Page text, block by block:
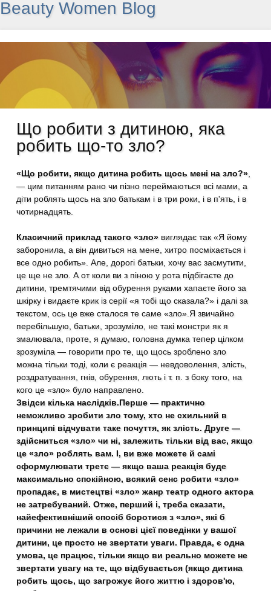
Beauty Women Blog
Що робити з дитиною, яка
робить що-то зло?
«Що робити, якщо дитина робить щось мені на зло?»
— цим питанням рано чи пізно переймаються всі мами, а
діти роблять щось на зло батькам і в три роки, і в п'ять, і в
чотирнадцять.
Класичний приклад такого «зло» виглядає так «Я йому
заборонила, а він дивиться на мене, хитро посміхається і
все одно робить». Але, дорогі батьки, хочу вас засмутити,
це ще не зло. А от коли ви з піною у рота підбігаєте до
дитини, тремтячими від обурення руками хапаєте його за
шкірку і видаєте крик із серії «я тобі що сказала?» і далі за
текстом, ось це вже сталося те саме «зло».Я звичайно
перебільшую, батьки, зрозуміло, не такі монстри як я
змалювала, проте, я думаю, головна думка тепер цілком
зрозуміла — говорити про те, що щось зроблено зло
можна тільки тоді, коли є реакція — невдоволення, злість,
роздратування, гнів, обурення, лють і т. п. з боку того, на
кого це «зло» було направлено.
Звідси кілька наслідків.Перше — практично
неможливо зробити зло тому, хто не схильний в
принципі відчувати таке почуття, як злість. Друге —
здійсниться «зло» чи ні, залежить тільки від вас, якщо
це «зло» роблять вам. І, ви вже можете й самі
сформулювати третє — якщо ваша реакція буде
максимально спокійною, всякий сенс робити «зло»
пропадає, в мистецтві «зло» жанр театр одного актора
не затребуваний. Отже, перший і, треба сказати,
найефективніший спосіб боротися з «зло», які б
причини не лежали в основі цієї поведінки у вашої
дитини, це просто не звертати уваги. Правда, є одна
умова, це працює, тільки якщо ви реально можете не
звертати увагу на те, що відбувається (якщо дитина
робить щось, що загрожує його життю і здоров'ю,